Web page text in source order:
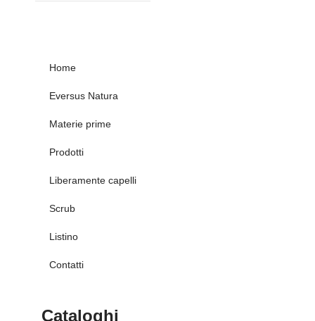
Home
Eversus Natura
Materie prime
Prodotti
Liberamente capelli
Scrub
Listino
Contatti
Cataloghi